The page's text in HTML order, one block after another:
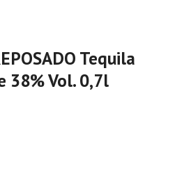
Tequila
38% Vol. 0,7l